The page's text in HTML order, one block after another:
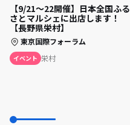
【9/21～22開催】日本全国ふる
さとマルシェに出店します！
【長野県栄村】
東京国際フォーラム
イベント 栄村